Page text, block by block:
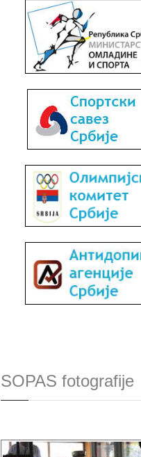
SOPAS fotografije